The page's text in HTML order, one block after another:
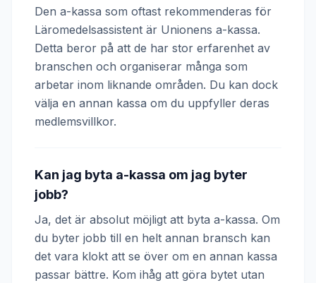
Den a-kassa som oftast rekommenderas för
Läromedelsassistent är Unionens a-kassa.
Detta beror på att de har stor erfarenhet av
branschen och organiserar många som
arbetar inom liknande områden. Du kan dock
välja en annan kassa om du uppfyller deras
medlemsvillkor.
Kan jag byta a-kassa om jag byter
jobb?
Ja, det är absolut möjligt att byta a-kassa. Om
du byter jobb till en helt annan bransch kan
det vara klokt att se över om en annan kassa
passar bättre. Kom ihåg att göra bytet utan